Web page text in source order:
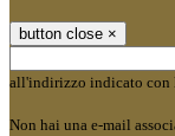
button close ×
all'indirizzo indicato con
Non hai una e-mail